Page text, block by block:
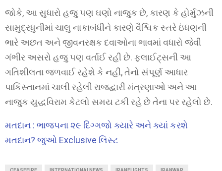
જોકે, આ સુધારો હજુ પણ ઘણો નાજુક છે, કારણ કે હોર્મુઝની
સામુદ્રધુનીમાં ચાલુ નાકાબંધીને કારણે વૈશ્વિક સ્તરે ઇંધણની
ભારે અછત અને જીવનરક્ષક દવાઓના ભાવમાં વધારો જેવી
ગંભીર અસરો હજુ પણ વર્તાઈ રહી છે. ફ્લાઈટ્સની આ
ગતિશીલતા જળવાઈ રહેશે કે નહીં, તેનો સંપૂર્ણ આધાર
પાકિસ્તાનમાં ચાલી રહેલી રાજદ્વારી મંત્રણાઓ અને આ
નાજુક યુદ્ધવિરામ કેટલો સમય ટકી રહે છે તેના પર રહેલો છે.
મતદાન : ભાજપના ૨૯ દિગ્ગજો ક્યારે અને ક્યાં કરશે
મતદાન? જુઓ Exclusive લિસ્ટ